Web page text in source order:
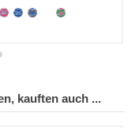
kauften auch ...